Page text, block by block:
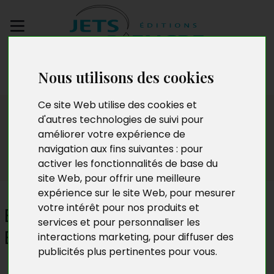
Nous utilisons des cookies
Ce site Web utilise des cookies et
d'autres technologies de suivi pour
améliorer votre expérience de
navigation aux fins suivantes : pour
activer les fonctionnalités de base du
site Web, pour offrir une meilleure
expérience sur le site Web, pour mesurer
votre intérêt pour nos produits et
services et pour personnaliser les
interactions marketing, pour diffuser des
publicités plus pertinentes pour vous.
manuscrit
Témoignages
Boniface Pascal Mbeng
Enama